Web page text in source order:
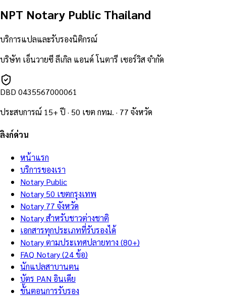
NPT Notary Public Thailand
บริการแปลและรับรองนิติกรณ์
บริษัท เอ็นวายซี ลีเกิล แอนด์ โนตารี เซอร์วิส จำกัด
DBD 0435567000061
ประสบการณ์ 15+ ปี · 50 เขต กทม. · 77 จังหวัด
ลิงก์ด่วน
หน้าแรก
บริการของเรา
Notary Public
Notary 50 เขตกรุงเทพ
Notary 77 จังหวัด
Notary สำหรับชาวต่างชาติ
เอกสารทุกประเภทที่รับรองได้
Notary ตามประเทศปลายทาง (80+)
FAQ Notary (24 ข้อ)
นักแปลสาบานตน
บัตร PAN อินเดีย
ขั้นตอนการรับรอง